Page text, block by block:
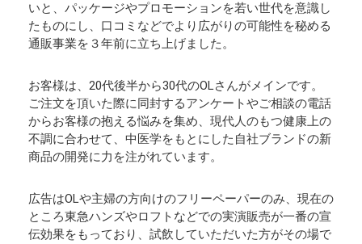
いと、パッケージやプロモーションを若い世代を意識し
たものにし、口コミなどでより広がりの可能性を秘める
通販事業を３年前に立ち上げました。
お客様は、20代後半から30代のOLさんがメインです。
ご注文を頂いた際に同封するアンケートやご相談の電話
からお客様の抱える悩みを集め、現代人のもつ健康上の
不調に合わせて、中医学をもとにした自社ブランドの新
商品の開発に力を注がれています。
広告はOLや主婦の方向けのフリーペーパーのみ、現在の
ところ東急ハンズやロフトなどでの実演販売が一番の宣
伝効果をもっており、試飲していただいた方がその場で